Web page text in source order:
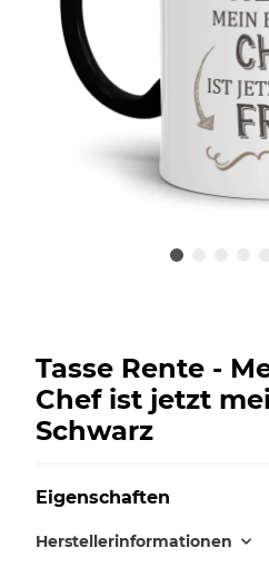
Tasse Rente -
Chef ist jetzt
Schwarz
Eigenschaften
Herstellerinformationen